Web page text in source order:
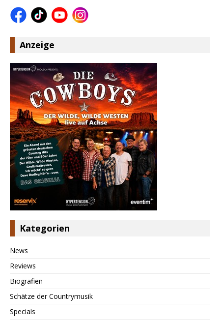
Anzeige
Kategorien
News
Reviews
Biografien
Schätze der Countrymusik
Specials